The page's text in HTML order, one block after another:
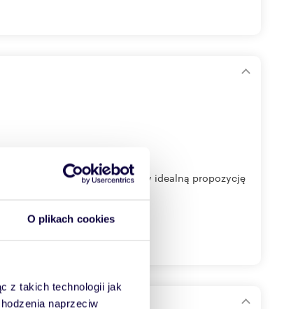
O plikach cookies
z takich technologii jak
naprzeciw
PKP Pruszków, stanowiący idealną propozycję